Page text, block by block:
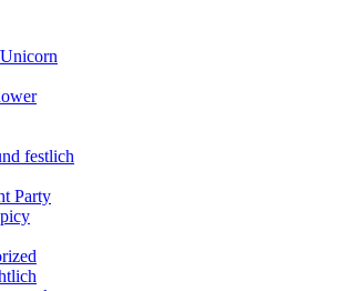
festlich
Party